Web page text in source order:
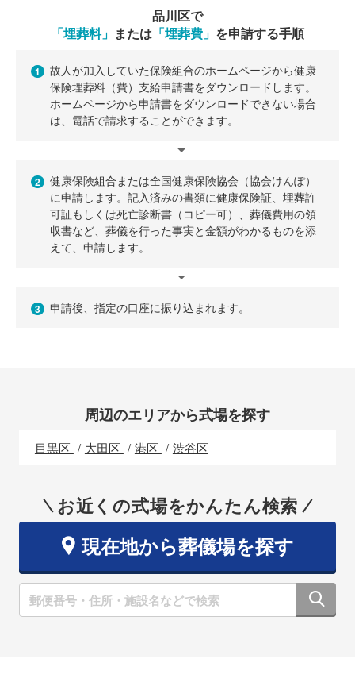
品川区で
「埋葬料」 または 「埋葬費」 を申請する手順
1
故人が加入していた保険組合のホームページから健康
保険埋葬料（費）支給申請書をダウンロードします。
ホームページから申請書をダウンロードできない場合
は、電話で請求することができます。
2
健康保険組合または全国健康保険協会（協会けんぽ）
に申請します。記入済みの書類に健康保険証、埋葬許
可証もしくは死亡診断書（コピー可）、葬儀費用の領
収書など、葬儀を行った事実と金額がわかるものを添
えて、申請します。
3 申請後、指定の口座に振り込まれます。
周辺のエリアから式場を探す
目黒区 大田区 港区 渋谷区
お近くの式場をかんたん検索
現在地から葬儀場を探す